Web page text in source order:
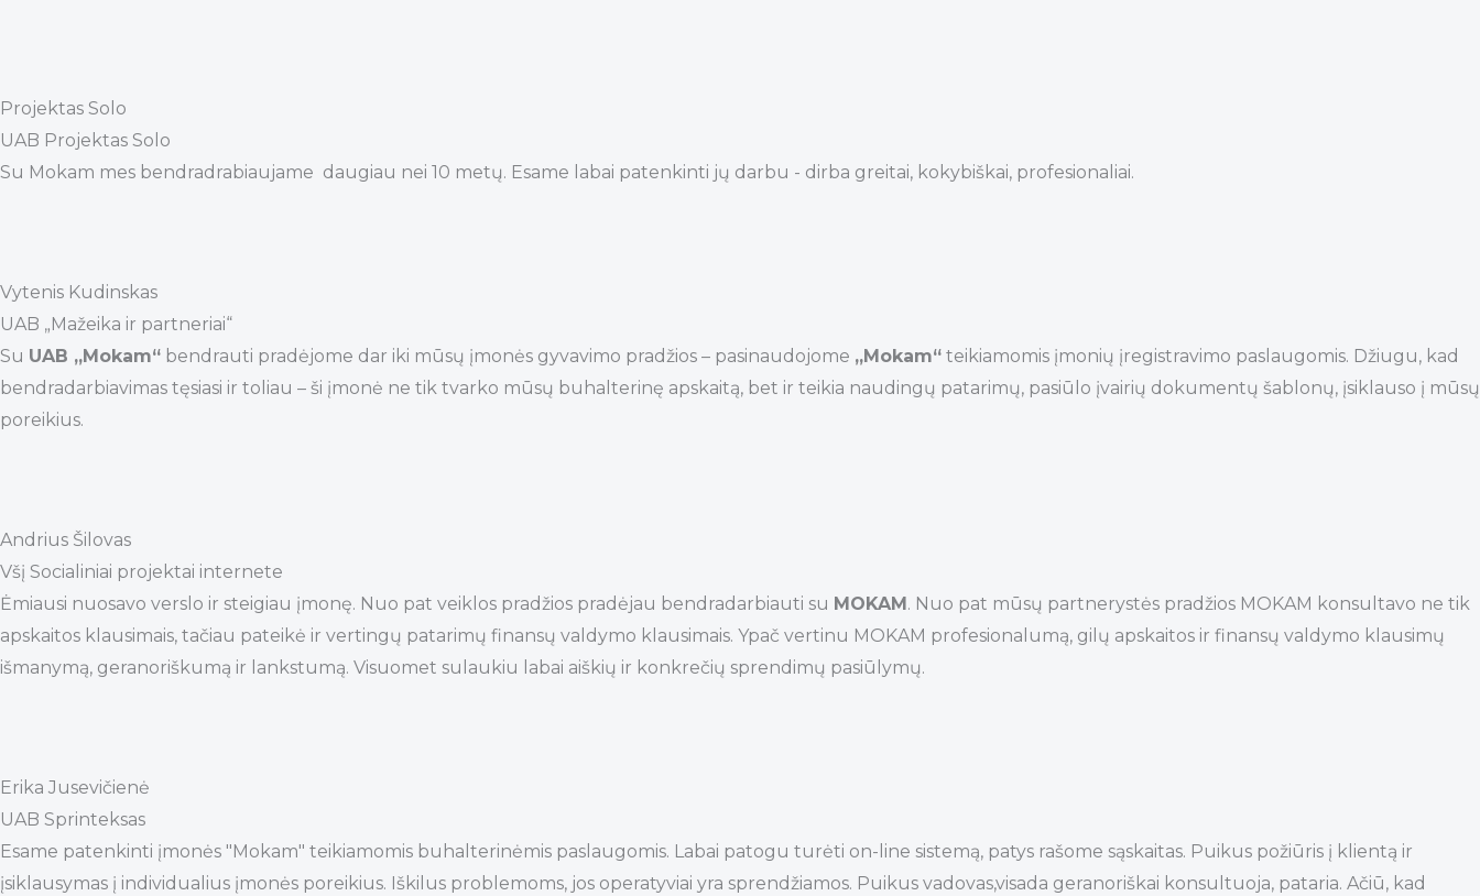
Projektas Solo
UAB Projektas Solo
Su Mokam mes bendradrabiaujame daugiau nei 10 metų. Esame labai patenkinti jų darbu - dirba greitai, kokybiškai, profesionaliai.
Vytenis Kudinskas
UAB „Mažeika ir partneriai“
Su UAB „Mokam“ bendrauti pradėjome dar iki mūsų įmonės gyvavimo pradžios – pasinaudojome „Mokam“ teikiamomis įmonių įregistravimo paslaugomis. Džiugu, kad
bendradarbiavimas tęsiasi ir toliau – ši įmonė ne tik tvarko mūsų buhalterinę apskaitą, bet ir teikia naudingų patarimų, pasiūlo įvairių dokumentų šablonų, įsiklauso į mūsų
poreikius.
Andrius Šilovas
Všį Socialiniai projektai internete
Ėmiausi nuosavo verslo ir steigiau įmonę. Nuo pat veiklos pradžios pradėjau bendradarbiauti su MOKAM. Nuo pat mūsų partnerystės pradžios MOKAM konsultavo ne tik
apskaitos klausimais, tačiau pateikė ir vertingų patarimų finansų valdymo klausimais. Ypač vertinu MOKAM profesionalumą, gilų apskaitos ir finansų valdymo klausimų
išmanymą, geranoriškumą ir lankstumą. Visuomet sulaukiu labai aiškių ir konkrečių sprendimų pasiūlymų.
Erika Jusevičienė
UAB Sprinteksas
Esame patenkinti įmonės "Mokam" teikiamomis buhalterinėmis paslaugomis. Labai patogu turėti on-line sistemą, patys rašome sąskaitas. Puikus požiūris į klientą ir
įsiklausymas į individualius įmonės poreikius. Iškilus problemoms, jos operatyviai yra sprendžiamos. Puikus vadovas,visada geranoriškai konsultuoja, pataria. Ačiū, kad